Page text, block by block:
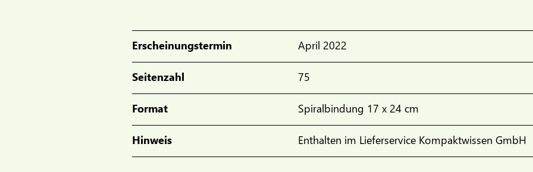
Erscheinungstermin April 2022
Seitenzahl 75
Format Spiralbindung 17 x 24 cm
Hinweis Enthalten im Lieferservice Kompaktwissen GmbH